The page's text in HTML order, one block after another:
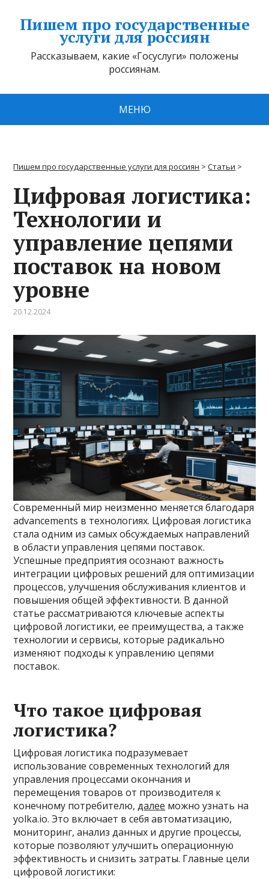
Пишем про государственные
услуги для россиян
Рассказываем, какие «Госуслуги» положены
россиянам.
МЕНЮ
Пишем про государственные услуги для россиян >Статьи >
Цифровая логистика:
Технологии и
управление цепями
поставок на новом
уровне
20.12.2024
Современный мир неизменно меняется благодаря
advancements в технологиях. Цифровая логистика
стала одним из самых обсуждаемых направлений
в области управления цепями поставок.
Успешные предприятия осознают важность
интеграции цифровых решений для оптимизации
процессов, улучшения обслуживания клиентов и
повышения общей эффективности. В данной
статье рассматриваются ключевые аспекты
цифровой логистики, ее преимущества, а также
технологии и сервисы, которые радикально
изменяют подходы к управлению цепями
поставок.
Что такое цифровая
логистика?
Цифровая логистика подразумевает
использование современных технологий для
управления процессами окончания и
перемещения товаров от производителя к
конечному потребителю,далее можно узнать на
yolka.io. Это включает в себя автоматизацию,
мониторинг, анализ данных и другие процессы,
которые позволяют улучшить операционную
эффективность и снизить затраты. Главные цели
цифровой логистики: